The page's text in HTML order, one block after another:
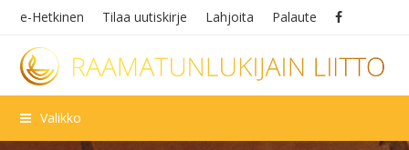
e-Hetkinen Tilaa uutiskirje Lahjoita Palaute
Valikko